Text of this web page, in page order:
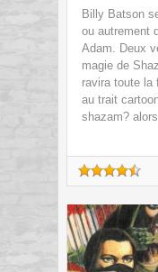
Billy Batson
ou autrement
Adam. Deux
magie de
ravira toute la
au trait
shazam?